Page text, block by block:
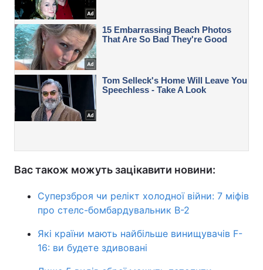
Вас також можуть зацікавити новини:
Суперзброя чи релікт холодної війни: 7 міфів
про стелс-бомбардувальник B-2
Які країни мають найбільше винищувачів F-
16: ви будете здивовані